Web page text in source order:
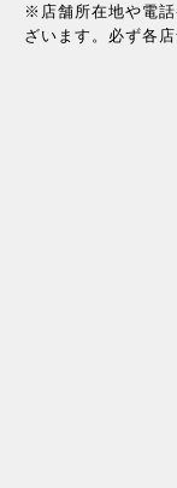
※店舗所在地や電
ざいます。必ず各